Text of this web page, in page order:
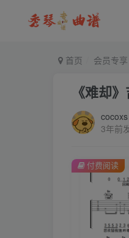
首页 会员专享
《难却
cocoxs
3年前
付费阅读